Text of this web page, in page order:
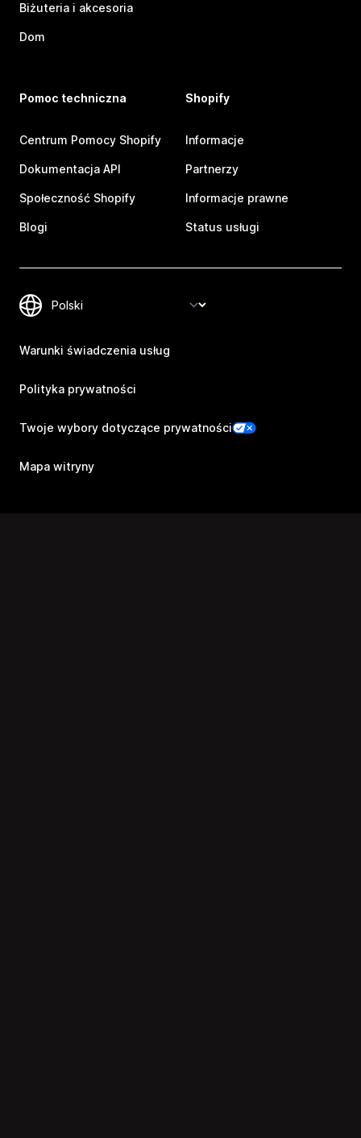
Biżuteria i akcesoria
Dom
Pomoc techniczna
Centrum Pomocy Shopify
Dokumentacja API
Społeczność Shopify
Blogi
Shopify
Informacje
Partnerzy
Informacje prawne
Status usługi
Warunki świadczenia usług
Polityka prywatności
Twoje wybory dotyczące prywatności
Mapa witryny